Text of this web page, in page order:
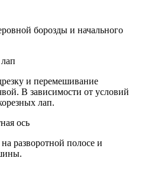
борозды и начального
и перемешивание
В зависимости от условий
лап.
ось
разворотной полосе и